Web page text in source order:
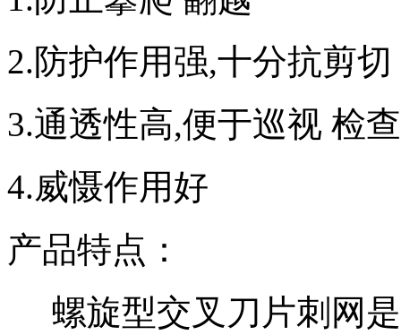
2.防护作用强,十分抗剪切
3.通透性高,便于巡视 检查
4.威慑作用好
产品特点：
螺旋型交叉刀片刺网